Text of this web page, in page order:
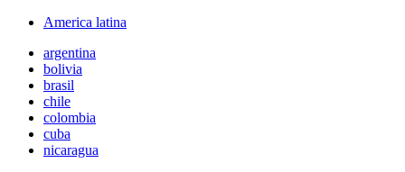
America latina
argentina
bolivia
brasil
chile
colombia
cuba
nicaragua